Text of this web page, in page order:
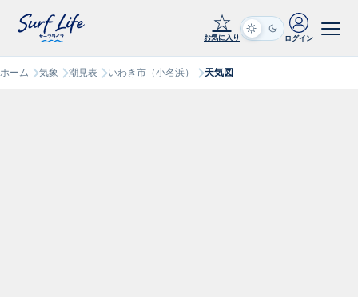
☆
お気に入り ログイン
ホーム 気象 潮見表 いわき市（小名浜） 天気図